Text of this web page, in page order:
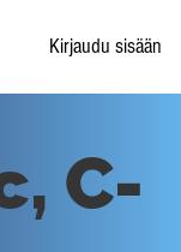
Kirjaudu sisään
C-